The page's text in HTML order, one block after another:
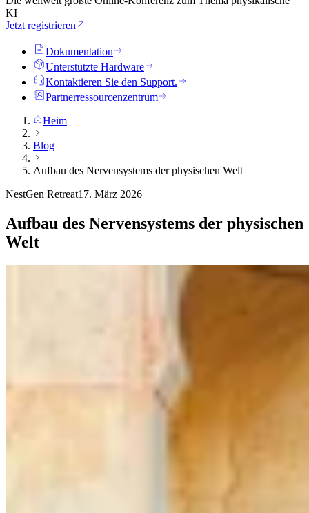
KI
Jetzt registrieren
Dokumentation
Unterstützte Hardware
Kontaktieren Sie den Support.
Partnerressourcenzentrum
Heim
Blog
Aufbau des Nervensystems der physischen Welt
NestGen Retreat17. März 2026
Aufbau des Nervensystems der physischen
Welt